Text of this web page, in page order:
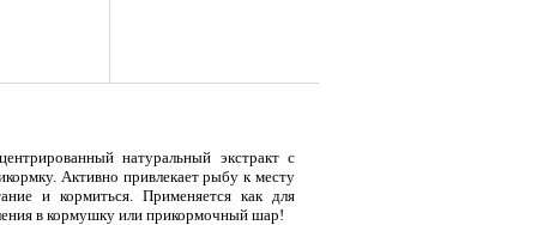
натуральный экстракт с
Активно привлекает рыбу к месту
и кормиться. Применяется как для
в кормушку или прикормочный шар!